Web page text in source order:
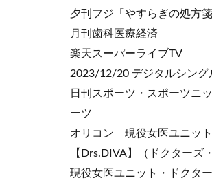
夕刊フジ「やすらぎの処方
月刊歯科医療経済
楽天スーパーライブTV
2023/12/20 デジタルシング
日刊スポーツ・スポーツニ
ーツ
オリコン 現役女医ユニッ
【Drs.DIVA】（ドクターズ
現役女医ユニット・ドクタ